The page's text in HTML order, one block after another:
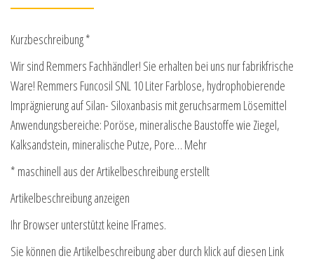
Kurzbeschreibung *
Wir sind Remmers Fachhändler! Sie erhalten bei uns nur fabrikfrische
Ware! Remmers Funcosil SNL 10 Liter Farblose, hydrophobierende
Imprägnierung auf Silan- Siloxanbasis mit geruchsarmem Lösemittel
Anwendungsbereiche: Poröse, mineralische Baustoffe wie Ziegel,
Kalksandstein, mineralische Putze, Pore… Mehr
* maschinell aus der Artikelbeschreibung erstellt
Artikelbeschreibung anzeigen
Ihr Browser unterstützt keine IFrames.
Sie können die Artikelbeschreibung aber durch klick auf diesen Link